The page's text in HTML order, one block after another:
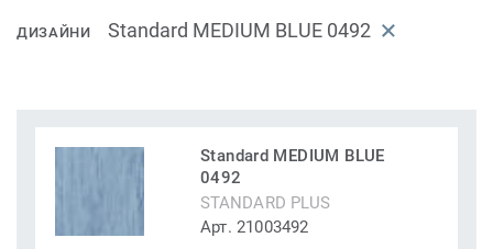
ДИЗАЙНИ Standard MEDIUM BLUE 0492
Standard MEDIUM BLUE
0492
STANDARD PLUS
Арт. 21003492